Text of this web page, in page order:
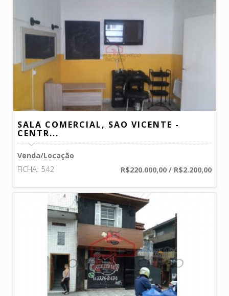
SALA COMERCIAL, SAO VICENTE -
CENTR...
Venda/Locação
R$220.000,00 / R$2.200,00
FICHA: 542